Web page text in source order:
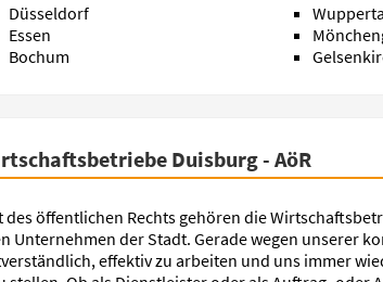
Düsseldorf
Essen
Bochum
Duisburg - AöR
des öffentlichen Rechts gehören die
Unternehmen der Stadt. Gerade wegen unserer
effektiv zu arbeiten und uns immer